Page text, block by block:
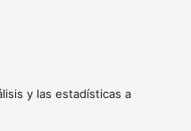
y
y las estadísticas a